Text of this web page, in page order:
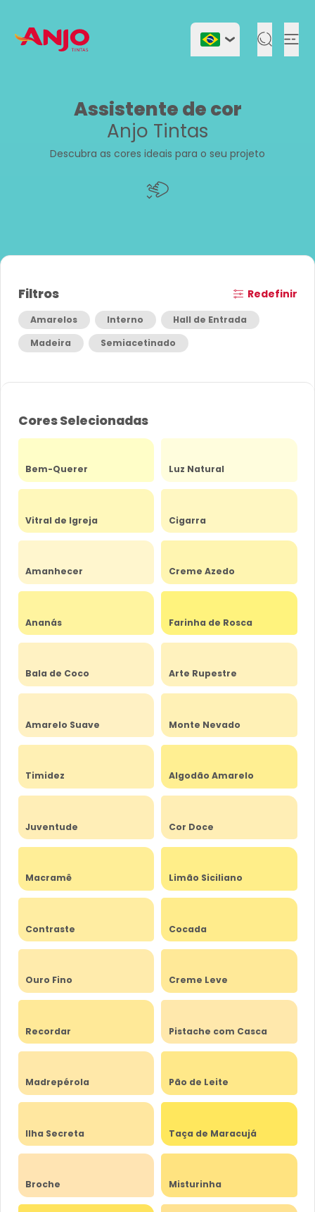
Assistente de cor
Anjo Tintas
Descubra as cores ideais para o seu projeto
Filtros Redefinir
Amarelos Interno
Hall de Entrada
Madeira
Semiacetinado
Cores Selecionadas
Bem-Querer Luz Natural
Vitral de Igreja Cigarra
Amanhecer Creme Azedo
Ananás Farinha de Rosca
Bala de Coco Arte Rupestre
Amarelo Suave Monte Nevado
Timidez Algodão Amarelo
Juventude Cor Doce
Macramê Limão Siciliano
Contraste Cocada
Ouro Fino Creme Leve
Recordar Pistache com Casca
Madrepérola Pão de Leite
Ilha Secreta Taça de Maracujá
Broche Misturinha